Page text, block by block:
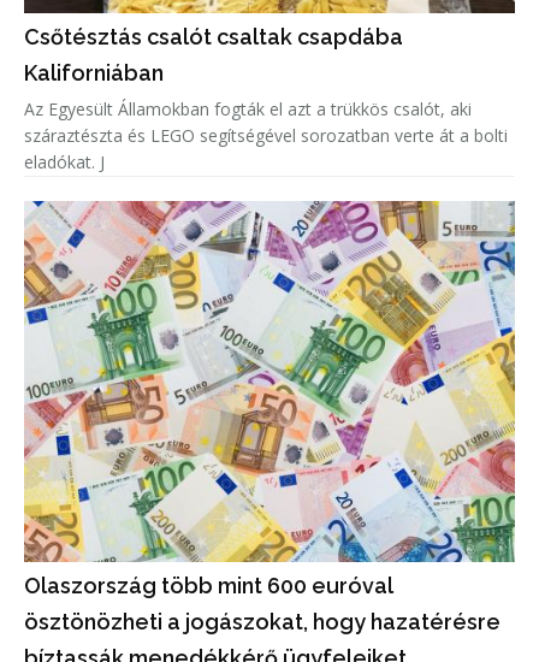
Csőtésztás csalót csaltak csapdába
Kaliforniában
Az Egyesült Államokban fogták el azt a trükkös csalót, aki
száraztészta és LEGO segítségével sorozatban verte át a bolti
eladókat. J
Olaszország több mint 600 euróval
ösztönözheti a jogászokat, hogy hazatérésre